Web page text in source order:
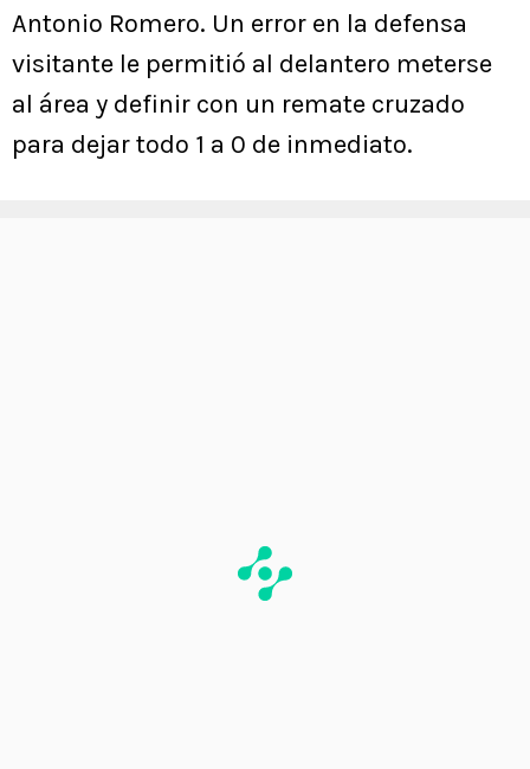
Antonio Romero. Un error en la defensa
visitante le permitió al delantero meterse
al área y definir con un remate cruzado
para dejar todo 1 a 0 de inmediato.